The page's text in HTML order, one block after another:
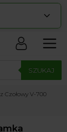
pokaż numer
pokaż numer
SZUKAJ
Czołowy V-700